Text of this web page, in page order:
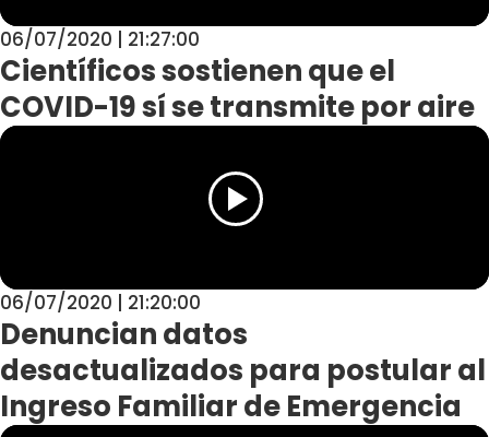
06/07/2020 | 21:27:00
Científicos sostienen que el
COVID-19 sí se transmite por aire
06/07/2020 | 21:20:00
Denuncian datos
desactualizados para postular al
Ingreso Familiar de Emergencia